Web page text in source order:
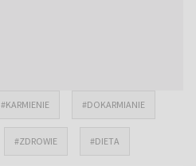
#KARMIENIE #DOKARMIANIE
#ZDROWIE #DIETA